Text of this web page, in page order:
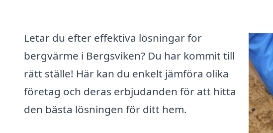
Letar du efter effektiva lösningar för
bergvärme i Bergsviken? Du har kommit till
rätt ställe! Här kan du enkelt jämföra olika
företag och deras erbjudanden för att hitta
den bästa lösningen för ditt hem.